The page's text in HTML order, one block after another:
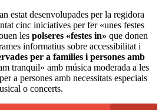
estat desenvolupades per la regidora
cinc iniciatives per fer «unes festes
les polseres «festes in» que donen
informatius sobre accessibilitat i
per a famílies i persones amb
tranquil» amb música moderada a les
per a persones amb necessitats especials
o concerts.